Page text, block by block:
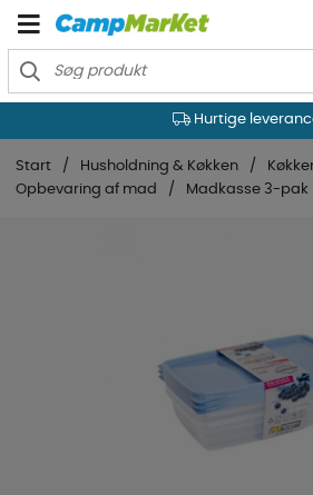
Hurtige
Start Husholdning & Køkken
Opbevaring af mad
Madkasse 3-pak